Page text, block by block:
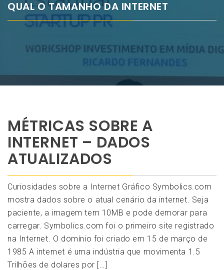
QUAL O TAMANHO DA INTERNET
MÉTRICAS SOBRE A
INTERNET – DADOS
ATUALIZADOS
Curiosidades sobre a Internet Gráfico Symbolics.com
mostra dados sobre o atual cenário da internet. Seja
paciente, a imagem tem 10MB e pode demorar para
carregar. Symbolics.com foi o primeiro site registrado
na Internet. O domínio foi criado em 15 de março de
1985 A internet é uma indústria que movimenta 1.5
Trilhões de dolares por […]